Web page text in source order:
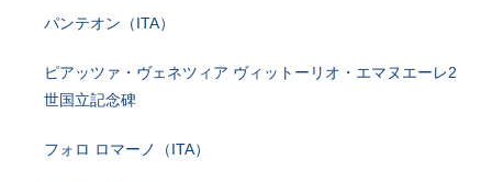
パンテオン（ITA）
ピアッツァ・ヴェネツィア ヴィットーリオ・エマヌエーレ2
世国立記念碑
フォロ ロマーノ（ITA）